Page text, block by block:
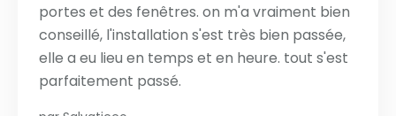
portes et des fenêtres. on m'a vraiment bien
conseillé, l'installation s'est très bien passée,
elle a eu lieu en temps et en heure. tout s'est
parfaitement passé.